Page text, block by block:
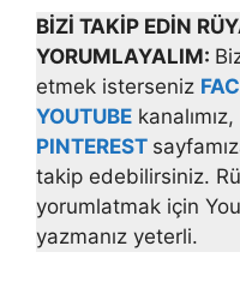
BİZİ TAKİP EDİN
YORUMLAYALIM:
etmek isterseniz
YOUTUBE kanalımız,
PINTEREST
takip edebilirsiniz.
yorumlatmak için
yazmanız yeterli.